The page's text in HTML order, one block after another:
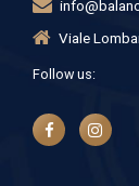
Viale
Follow us: